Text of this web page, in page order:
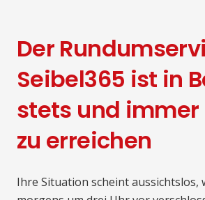
Der
Seibel365 ist in
stets und immer
zu erreichen
Ihre Situation scheint aussichtslos,